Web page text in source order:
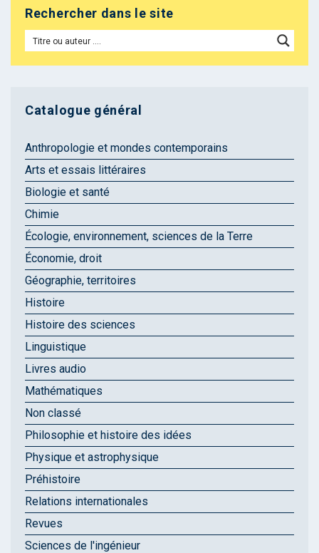
Rechercher dans le site
Catalogue général
Anthropologie et mondes contemporains
Arts et essais littéraires
Biologie et santé
Chimie
Écologie, environnement, sciences de la Terre
Économie, droit
Géographie, territoires
Histoire
Histoire des sciences
Linguistique
Livres audio
Mathématiques
Non classé
Philosophie et histoire des idées
Physique et astrophysique
Préhistoire
Relations internationales
Revues
Sciences de l'ingénieur